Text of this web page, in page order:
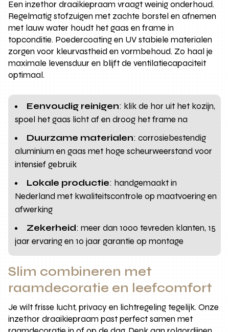
Een inzethor draaikiepraam vraagt weinig onderhoud.
Regelmatig stofzuigen met zachte borstel en afnemen
met lauw water houdt het gaas en frame in
topconditie. Poedercoating en UV stabiele materialen
zorgen voor kleurvastheid en vormbehoud. Zo haal je
maximale levensduur en blijft de ventilatiecapaciteit
optimaal.
Eenvoudig reinigen: klik de hor uit het kozijn,
spoel het gaas licht af en droog het frame na
Duurzame materialen: corrosiebestendig
aluminium en gaas met hoge scheurweerstand voor
intensief gebruik
Lokale productie: handgemaakt in
Nederland met kwaliteitscontrole op maatvoering en
afwerking
Zekerheid: meer dan 1000 tevreden klanten, 15
jaar ervaring en 10 jaar garantie op montage
Slim combineren met
raamdecoratie en leefcomfort
Je wilt frisse lucht, privacy en lichtregeling tegelijk. Onze
inzethor draaikiepraam past perfect samen met